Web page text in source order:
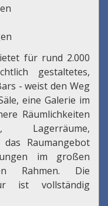
für rund 2.000
gestaltetes,
- weist den Weg
eine Galerie im
Räumlichkeiten
Raumangebot
im großen
Rahmen. Die
ist vollständig